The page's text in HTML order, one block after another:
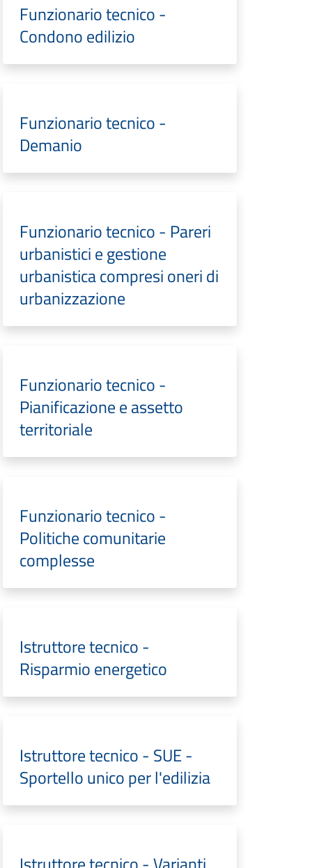
Funzionario tecnico -
Condono edilizio
Funzionario tecnico -
Demanio
Funzionario tecnico - Pareri
urbanistici e gestione
urbanistica compresi oneri di
urbanizzazione
Funzionario tecnico -
Pianificazione e assetto
territoriale
Funzionario tecnico -
Politiche comunitarie
complesse
Istruttore tecnico -
Risparmio energetico
Istruttore tecnico - SUE -
Sportello unico per l'edilizia